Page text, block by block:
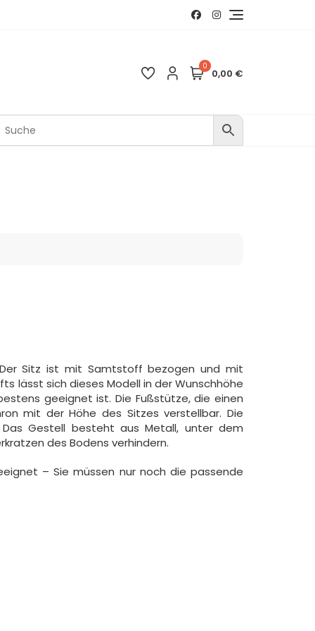
0
0,00 €
Sitz ist mit Samtstoff bezogen und mit
lässt sich dieses Modell in der Wunschhöhe
geeignet ist. Die Fußstütze, die einen
mit der Höhe des Sitzes verstellbar. Die
Gestell besteht aus Metall, unter dem
des Bodens verhindern.
– Sie müssen nur noch die passende